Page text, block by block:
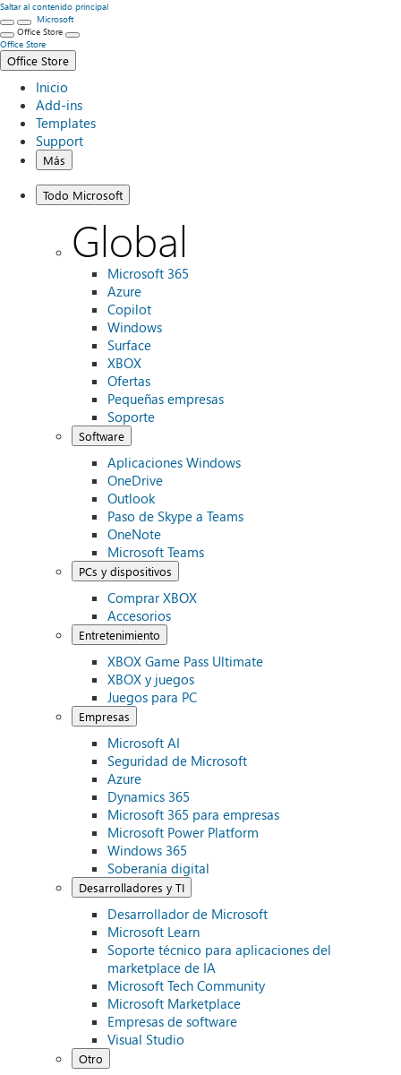
Saltar al contenido principal
Microsoft
Office Store
Office Store
Office Store
Inicio
Add-ins
Templates
Support
Más
Todo Microsoft
Global
Microsoft 365
Azure
Copilot
Windows
Surface
XBOX
Ofertas
Pequeñas empresas
Soporte
Software
Aplicaciones Windows
OneDrive
Outlook
Paso de Skype a Teams
OneNote
Microsoft Teams
PCs y dispositivos
Comprar XBOX
Accesorios
Entretenimiento
XBOX Game Pass Ultimate
XBOX y juegos
Juegos para PC
Empresas
Microsoft AI
Seguridad de Microsoft
Azure
Dynamics 365
Microsoft 365 para empresas
Microsoft Power Platform
Windows 365
Soberanía digital
Desarrolladores y TI
Desarrollador de Microsoft
Microsoft Learn
Soporte técnico para aplicaciones del
marketplace de IA
Microsoft Tech Community
Microsoft Marketplace
Empresas de software
Visual Studio
Otro